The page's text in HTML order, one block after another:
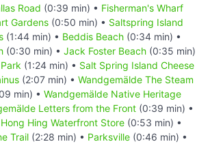
Road (0:39 min) • Fisherman's Wharf
Gardens (0:50 min) • Saltspring Island
(1:44 min) • Beddis Beach (0:34 min) •
(0:30 min) • Jack Foster Beach (0:35 min)
(1:24 min) • Salt Spring Island Cheese
(2:07 min) • Wandgemälde The Steam
min) • Wandgemälde Native Heritage
Letters from the Front (0:39 min) •
Hing Waterfront Store (0:53 min) •
Trail (2:28 min) • Parksville (0:46 min) •